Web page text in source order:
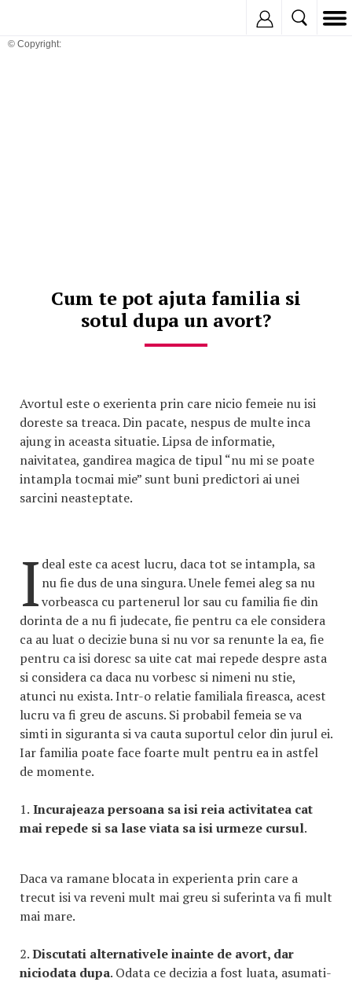
© Copyright:
Cum te pot ajuta familia si
sotul dupa un avort?
Avortul este o exerienta prin care nicio femeie nu isi
doreste sa treaca. Din pacate, nespus de multe inca
ajung in aceasta situatie. Lipsa de informatie,
naivitatea, gandirea magica de tipul “nu mi se poate
intampla tocmai mie” sunt buni predictori ai unei
sarcini neasteptate.
I deal este ca acest lucru, daca tot se intampla, sa
nu fie dus de una singura. Unele femei aleg sa nu
vorbeasca cu partenerul lor sau cu familia fie din
dorinta de a nu fi judecate, fie pentru ca ele considera
ca au luat o decizie buna si nu vor sa renunte la ea, fie
pentru ca isi doresc sa uite cat mai repede despre asta
si considera ca daca nu vorbesc si nimeni nu stie,
atunci nu exista. Intr-o relatie familiala fireasca, acest
lucru va fi greu de ascuns. Si probabil femeia se va
simti in siguranta si va cauta suportul celor din jurul ei.
Iar familia poate face foarte mult pentru ea in astfel
de momente.
1. Incurajeaza persoana sa isi reia activitatea cat
mai repede si sa lase viata sa isi urmeze cursul.
Daca va ramane blocata in experienta prin care a
trecut isi va reveni mult mai greu si suferinta va fi mult
mai mare.
2.Discutati alternativele inainte de avort, dar
niciodata dupa. Odata ce decizia a fost luata, asumati-